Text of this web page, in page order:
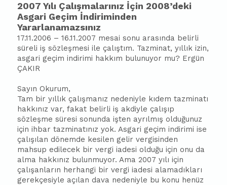
2007 Yılı Çalışmalarınız İçin 2008’deki
Asgari Geçim İndiriminden
Yararlanamazsınız
17.11.2006 – 16.11.2007 mesai sonu arasında belirli
süreli iş sözleşmesi ile çalıştım. Tazminat, yıllık izin,
asgari geçim indirimi hakkım bulunuyor mu? Ergün
ÇAKIR
Sayın Okurum,
Tam bir yıllık çalışmanız nedeniyle kıdem tazminatı
hakkınız var, fakat belirli iş akdiyle çalışıp
sözleşme süresi sonunda işten ayrılmış olduğunuz
için ihbar tazminatınız yok. Asgari geçim indirimi ise
çalışılan dönemde kesilen gelir vergisinden
mahsup edilecek bir vergi iadesi olduğu için onu da
alma hakkınız bulunmuyor. Ama 2007 yılı için
çalışanların herhangi bir vergi iadesi alamadıkları
gerekçesiyle açılan dava nedeniyle bu konu henüz